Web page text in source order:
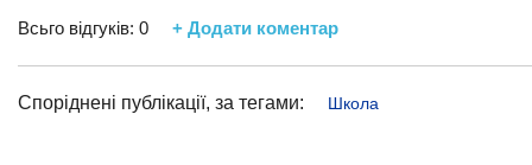
Всьго відгуків: 0 + Додати коментар
Споріднені публікації, за тегами: Школа